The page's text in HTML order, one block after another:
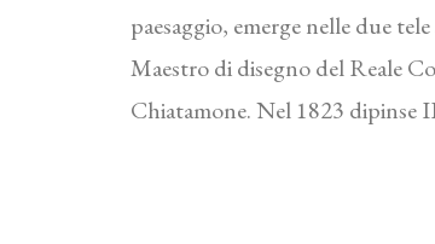
paesaggio, emerge nelle due
Maestro di disegno del Reale
Chiatamone. Nel 1823 dipinse